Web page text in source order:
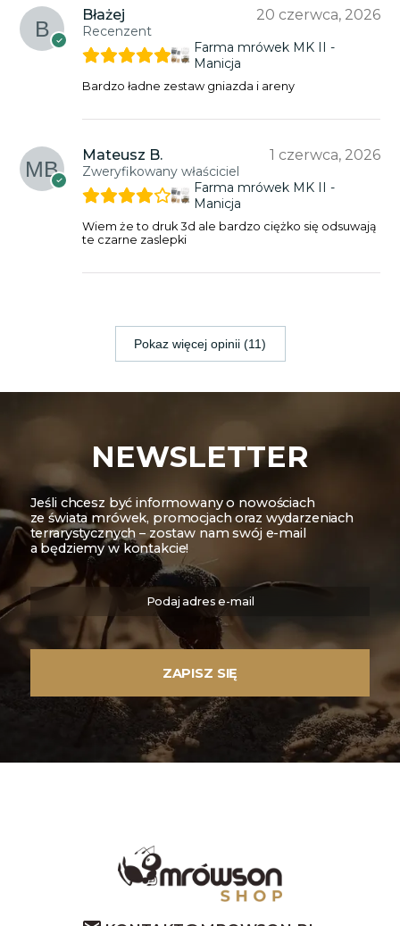
Błażej
Recenzent
20 czerwca, 2026
Farma mrówek MK II -
Manicja
Bardzo ładne zestaw gniazda i areny
Mateusz B.
Zweryfikowany właściciel
1 czerwca, 2026
Farma mrówek MK II -
Manicja
Wiem że to druk 3d ale bardzo ciężko się odsuwają
te czarne zaslepki
Pokaz więcej opinii (11)
NEWSLETTER
Jeśli chcesz być informowany o nowościach
ze świata mrówek, promocjach oraz wydarzeniach
terrarystycznych – zostaw nam swój e-mail
a będziemy w kontakcie!